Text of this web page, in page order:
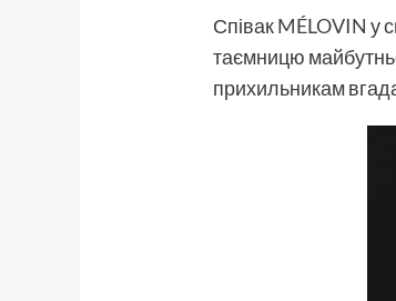
СпівакMÉLOVIN у
таємницю
прихильникам